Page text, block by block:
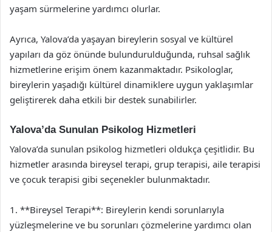
yaşam sürmelerine yardımcı olurlar.
Ayrıca, Yalova’da yaşayan bireylerin sosyal ve kültürel
yapıları da göz önünde bulundurulduğunda, ruhsal sağlık
hizmetlerine erişim önem kazanmaktadır. Psikologlar,
bireylerin yaşadığı kültürel dinamiklere uygun yaklaşımlar
geliştirerek daha etkili bir destek sunabilirler.
Yalova’da Sunulan Psikolog Hizmetleri
Yalova’da sunulan psikolog hizmetleri oldukça çeşitlidir. Bu
hizmetler arasında bireysel terapi, grup terapisi, aile terapisi
ve çocuk terapisi gibi seçenekler bulunmaktadır.
1. **Bireysel Terapi**: Bireylerin kendi sorunlarıyla
yüzleşmelerine ve bu sorunları çözmelerine yardımcı olan